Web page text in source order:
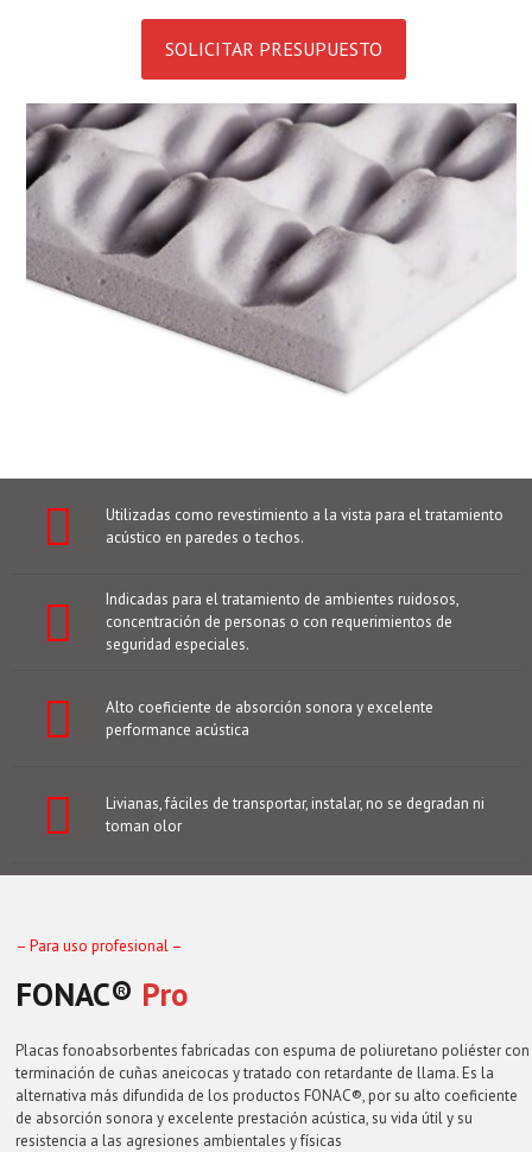
SOLICITAR PRESUPUESTO
Utilizadas como revestimiento a la vista para el tratamiento
acústico en paredes o techos.
Indicadas para el tratamiento de ambientes ruidosos,
concentración de personas o con requerimientos de
seguridad especiales.
Alto coeficiente de absorción sonora y excelente
performance acústica
Livianas, fáciles de transportar, instalar, no se degradan ni
toman olor
– Para uso profesional –
FONAC®️ Pro
Placas fonoabsorbentes fabricadas con espuma de poliuretano poliéster con
terminación de cuñas aneicocas y tratado con retardante de llama. Es la
alternativa más difundida de los productos FONAC®, por su alto coeficiente
de absorción sonora y excelente prestación acústica, su vida útil y su
resistencia a las agresiones ambientales y físicas